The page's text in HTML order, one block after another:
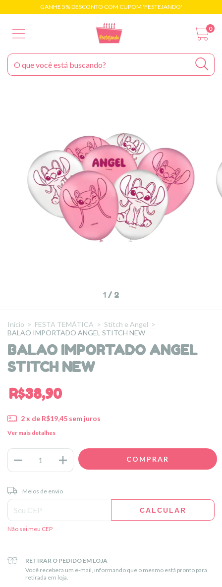
GANHE 5% DESCONTO COM CUPOM 'FESTEJANDO'
0
1 / 2
Início > FESTA TEMÁTICA > Stitch e Angel >
BALAO IMPORTADO ANGEL STITCH NEW
BALAO IMPORTADO ANGEL
STITCH NEW
R$38,90
2x de R$19,45 sem juros
Ver mais detalhes
Entregas para o CEP:
Meios de envio
CALCULAR
Não sei meu CEP
RETIRAR O PEDIDO EM LOJA
Você recebera um e-mail, informando que o mesmo está pronto para
retirada em loja.